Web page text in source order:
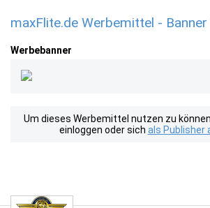
maxFlite.de Werbemittel -
Werbebanner
Um dieses Werbemittel nutzen zu
einloggen oder sich als Publisher